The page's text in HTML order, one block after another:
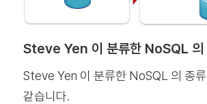
Steve Yen 이 분류한 NoSQL 의
Steve Yen 이 분류한 NoSQL 의 종
같습니다.